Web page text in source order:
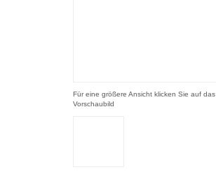
Für eine größere Ansicht klicken Sie auf das
Vorschaubild